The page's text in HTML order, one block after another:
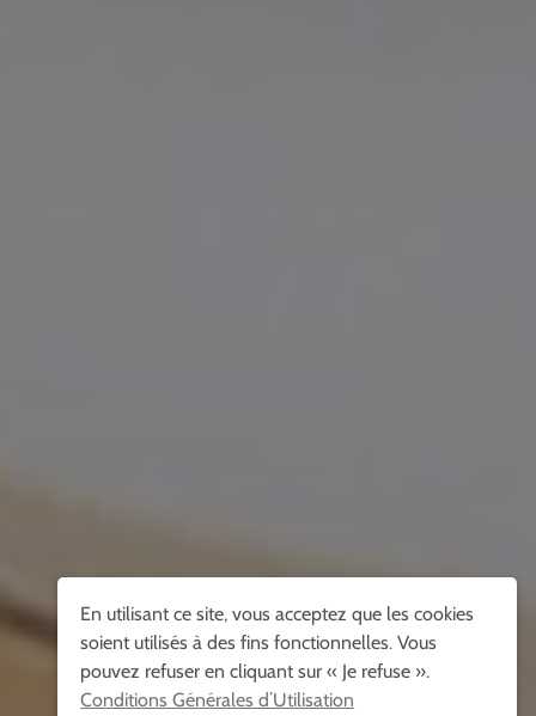
En utilisant ce site, vous acceptez que les cookies
soient utilisés à des fins fonctionnelles. Vous
pouvez refuser en cliquant sur « Je refuse ».
Conditions Générales d’Utilisation